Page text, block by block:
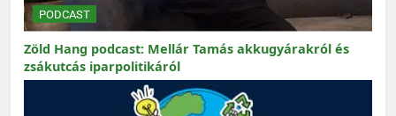
PODCAST
Zöld Hang podcast: Mellár Tamás akkugyárakról és
zsákutcás iparpolitikáról